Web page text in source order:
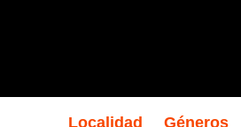
Localidad Géneros